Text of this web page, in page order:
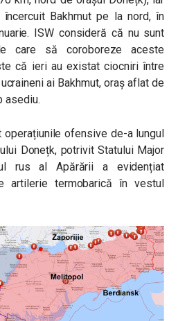
Bakhmut pe la nord, în
ISW consideră că nu sunt
care să coroboreze aceste
că ieri au existat ciocniri între
ai Bakhmut, oraș aflat de
asediu.
operațiunile ofensive de-a lungul
Donețk, potrivit Statului Major
rus al Apărării a evidențiat
artilerie termobarică în vestul